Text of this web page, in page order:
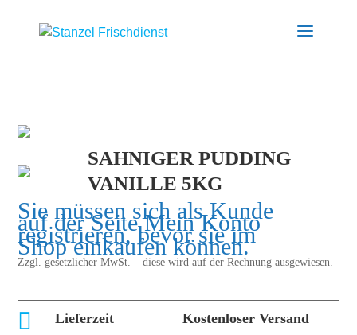
SAHNIGER PUDDING
VANILLE 5KG
Sie müssen sich als Kunde
auf der SeiteMein Konto
registrieren, bevor sie im
Shop einkaufen können.
Zzgl. gesetzlicher MwSt. – diese wird auf der Rechnung ausgewiesen.
 Lieferzeit Kostenloser Versand